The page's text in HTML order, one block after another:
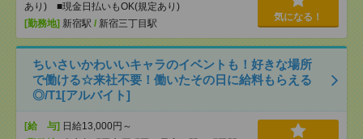
あり) ■現金日払いもOK(規定あり)
[勤務地] 新宿駅 / 新宿三丁目駅
気になる！
ちいさいかわいいキャラのイベントも！好きな場所
で働ける☆来社不要！働いたその日に給料もらえる
◎/T1[アルバイト]
[給 与] 日給13,000円～